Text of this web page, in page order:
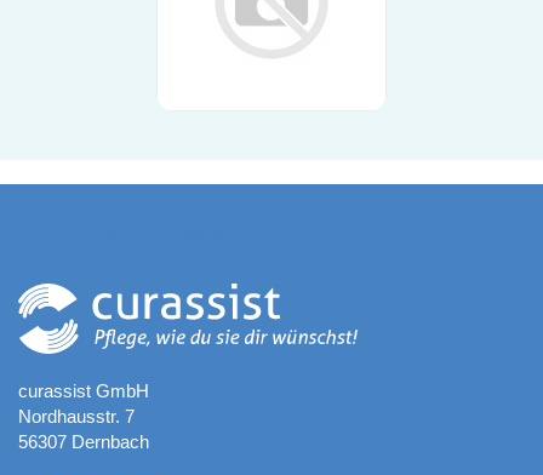
curassist GmbH
Nordhausstr. 7
56307 Dernbach